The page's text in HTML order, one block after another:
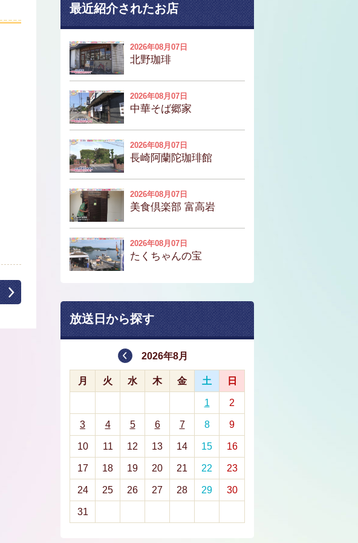
最近紹介されたお店
2026年08月07日
北野珈琲
2026年08月07日
中華そば郷家
2026年08月07日
長崎阿蘭陀珈琲館
2026年08月07日
美食倶楽部 富高岩
2026年08月07日
たくちゃんの宝
放送日から探す
2026年8月
月 火 水 木 金 土 日
1 2
3 4 5 6 7 8 9
10 11 12 13 14 15 16
17 18 19 20 21 22 23
24 25 26 27 28 29 30
31